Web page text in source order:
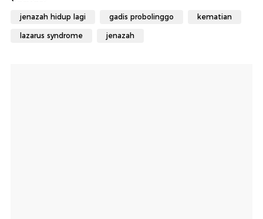
jenazah hidup lagi gadis probolinggo kematian
lazarus syndrome jenazah